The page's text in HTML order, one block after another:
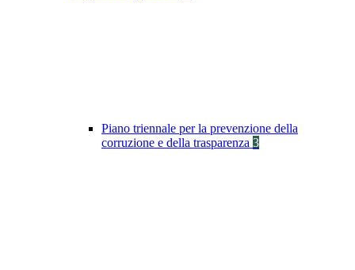
Piano triennale per la prevenzione della
corruzione e della trasparenza 3